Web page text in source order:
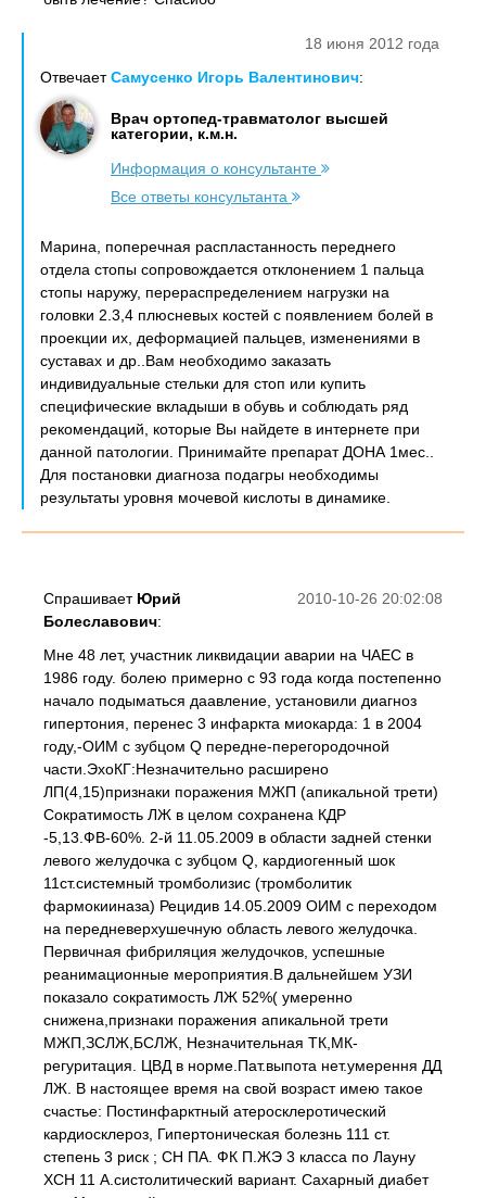
18 июня 2012 года
ОтвечаетСамусенко Игорь Валентинович:
Врач ортопед-травматолог высшей
категории, к.м.н.
Информация о консультанте
Все ответы консультанта
Марина, поперечная распластанность переднего
отдела стопы сопровождается отклонением 1 пальца
стопы наружу, перераспределением нагрузки на
головки 2.3,4 плюсневых костей с появлением болей в
проекции их, деформацией пальцев, изменениями в
суставах и др..Вам необходимо заказать
индивидуальные стельки для стоп или купить
специфические вкладыши в обувь и соблюдать ряд
рекомендаций, которые Вы найдете в интернете при
данной патологии. Принимайте препарат ДОНА 1мес..
Для постановки диагноза подагры необходимы
результаты уровня мочевой кислоты в динамике.
2010-10-26 20:02:08
Спрашивает Юрий
Болеславович:
Мне 48 лет, участник ликвидации аварии на ЧАЕС в
1986 году. болею примерно с 93 года когда постепенно
начало подыматься даавление, установили диагноз
гипертония, перенес 3 инфаркта миокарда: 1 в 2004
году,-ОИМ с зубцом Q передне-перегородочной
части.ЭхоКГ:Незначительно расширено
ЛП(4,15)признаки поражения МЖП (апикальной трети)
Сократимость ЛЖ в целом сохранена КДР
-5,13.ФВ-60%. 2-й 11.05.2009 в области задней стенки
левого желудочка с зубцом Q, кардиогенный шок
11ст.системный тромболизис (тромболитик
фармокииназа) Рецидив 14.05.2009 ОИМ с переходом
на передневерхушечную область левого желудочка.
Первичная фибриляция желудочков, успешные
реанимационные мероприятия.В дальнейшем УЗИ
показало сократимость ЛЖ 52%( умеренно
снижена,признаки поражения апикальной трети
МЖП,ЗСЛЖ,БСЛЖ, Незначительная ТК,МК-
регуритация. ЦВД в норме.Пат.выпота нет.умерення ДД
ЛЖ. В настоящее время на свой возраст имею такое
счастье: Постинфарктный атеросклеротический
кардиосклероз, Гипертоническая болезнь 111 ст.
степень 3 риск ; СН ПА. ФК П.ЖЭ 3 класса по Лауну
ХСН 11 А.систолитический вариант. Сахарный диабет